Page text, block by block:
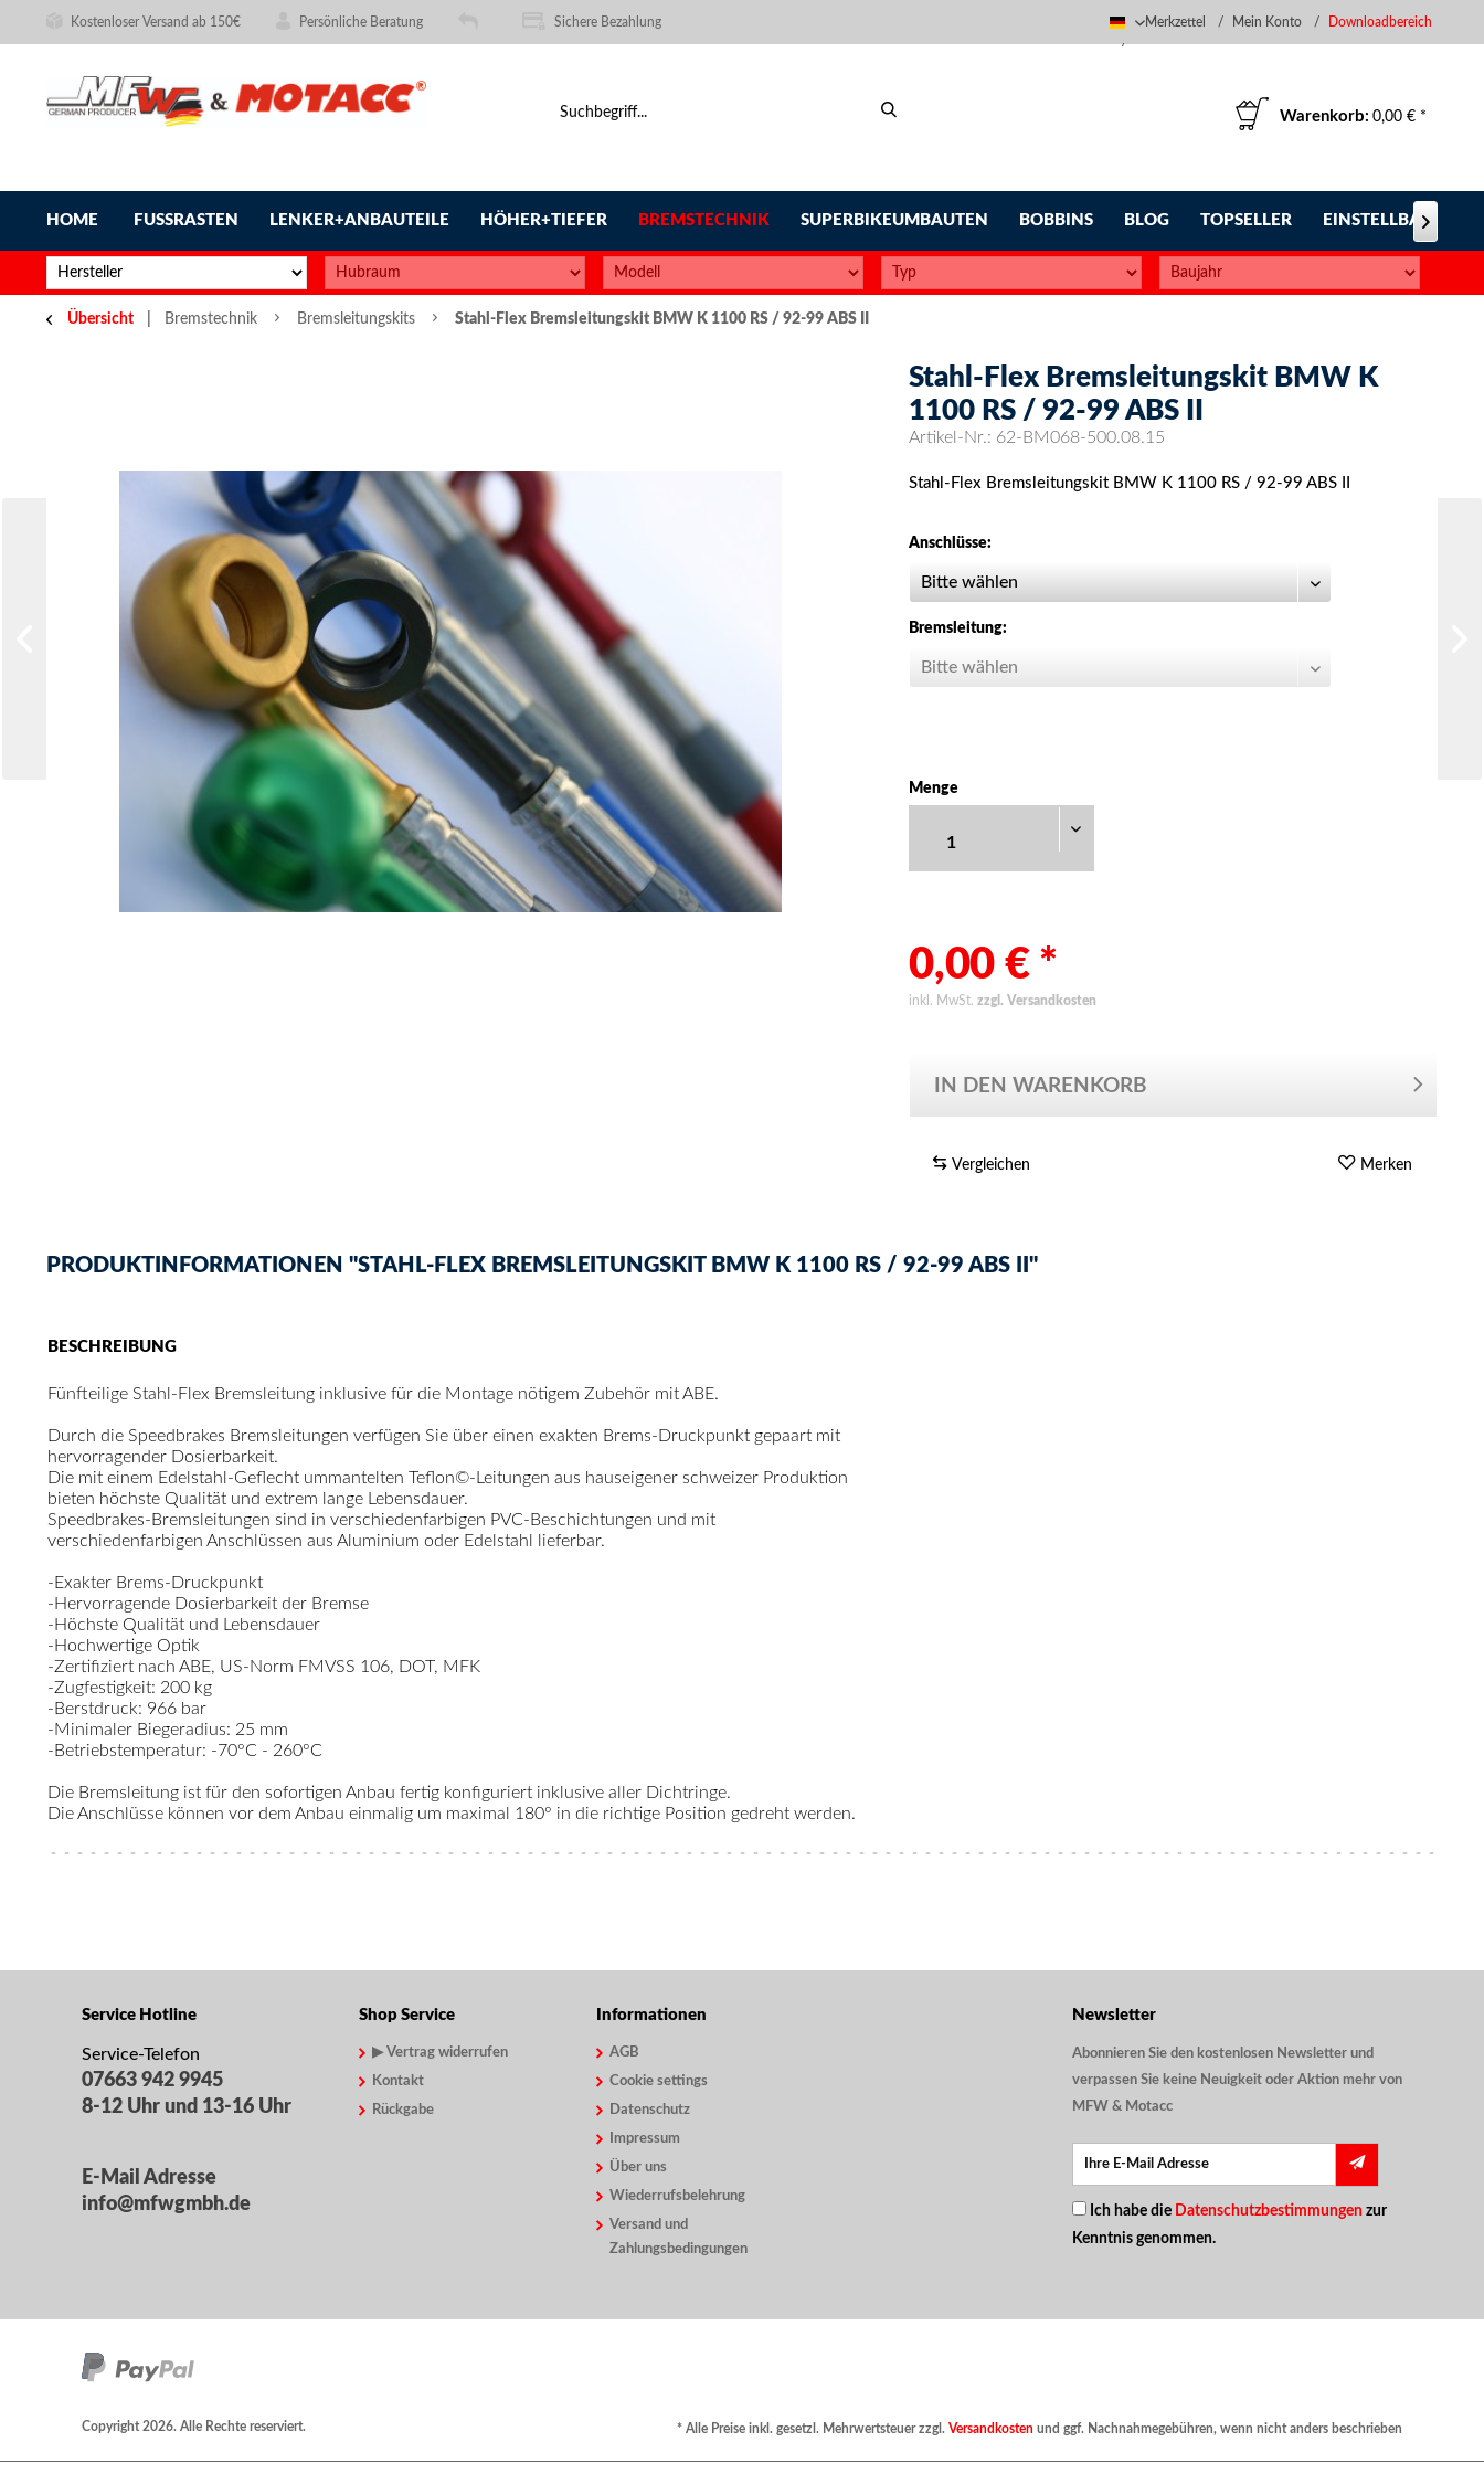
Kostenloser Versand ab 150€ Persönliche Beratung Sichere Bezahlung
Deutsch
Merkzettel Mein Konto Downloadbereich
Warenkorb: 0,00 € *
HOME FUSSRASTEN LENKER+ANBAUTEILE HÖHER+TIEFER BREMSTECHNIK SUPERBIKEUMBAUTEN BOBBINS BLOG TOPSELLER EINSTELLBARE

Übersicht Bremstechnik Bremsleitungskits Stahl-Flex Bremsleitungskit BMW K 1100 RS / 92-99 ABS II
Stahl-Flex Bremsleitungskit BMW K
1100 RS / 92-99 ABS II
Artikel-Nr.: 62-BM068-500.08.15
Stahl-Flex Bremsleitungskit BMW K 1100 RS / 92-99 ABS II
Anschlüsse:
Bremsleitung:
Menge
0,00 € *
inkl. MwSt.zzgl. Versandkosten
IN DEN WARENKORB
Vergleichen Merken
PRODUKTINFORMATIONEN "STAHL-FLEX BREMSLEITUNGSKIT BMW K 1100 RS / 92-99 ABS II"
BESCHREIBUNG
Fünfteilige Stahl-Flex Bremsleitung inklusive für die Montage nötigem Zubehör mit ABE.
Durch die Speedbrakes Bremsleitungen verfügen Sie über einen exakten Brems-Druckpunkt gepaart mit
hervorragender Dosierbarkeit.
Die mit einem Edelstahl-Geflecht ummantelten Teflon©-Leitungen aus hauseigener schweizer Produktion
bieten höchste Qualität und extrem lange Lebensdauer.
Speedbrakes-Bremsleitungen sind in verschiedenfarbigen PVC-Beschichtungen und mit
verschiedenfarbigen Anschlüssen aus Aluminium oder Edelstahl lieferbar.
-Exakter Brems-Druckpunkt
-Hervorragende Dosierbarkeit der Bremse
-Höchste Qualität und Lebensdauer
-Hochwertige Optik
-Zertifiziert nach ABE, US-Norm FMVSS 106, DOT, MFK
-Zugfestigkeit: 200 kg
-Berstdruck: 966 bar
-Minimaler Biegeradius: 25 mm
-Betriebstemperatur: -70°C - 260°C
Die Bremsleitung ist für den sofortigen Anbau fertig konfiguriert inklusive aller Dichtringe.
Die Anschlüsse können vor dem Anbau einmalig um maximal 180° in die richtige Position gedreht werden.
Service Hotline
Service-Telefon
07663 942 9945
8-12 Uhr und 13-16 Uhr
E-Mail Adresse
info@mfwgmbh.de
Shop Service
▶ Vertrag widerrufen
Kontakt
Rückgabe
Informationen
AGB
Cookie settings
Datenschutz
Impressum
Über uns
Wiederrufsbelehrung
Versand und
Zahlungsbedingungen
Newsletter
Abonnieren Sie den kostenlosen Newsletter und
verpassen Sie keine Neuigkeit oder Aktion mehr von
MFW & Motacc
Ich habe die Datenschutzbestimmungen zur
Kenntnis genommen.
Copyright 2026. Alle Rechte reserviert. * Alle Preise inkl. gesetzl. Mehrwertsteuer zzgl. Versandkostenund ggf. Nachnahmegebühren, wenn nicht anders beschrieben